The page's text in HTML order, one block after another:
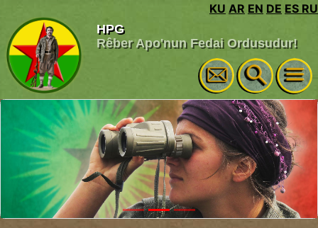
KU AR EN DE ES RU
HPG
Rêber Apo'nun Fedai Ordusudur!